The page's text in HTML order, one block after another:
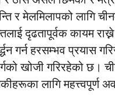
र मेलमिलापको लागि
दृढतापूर्वक कायम
गर्न हरसम्भव प्रयास
खोजी गरिरहेको छ।
लागि